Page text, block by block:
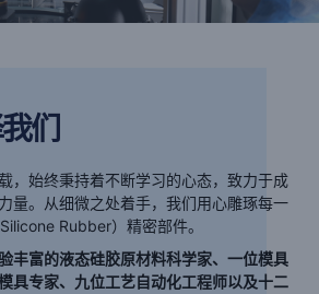
们
，始终秉持着不断学习的心态，致力于成
量。从细微之处着手，我们用心雕琢每一
Rubber）精密部件。
丰富的液态硅胶原材料科学家、一位模具
具专家、九位工艺自动化工程师以及十二